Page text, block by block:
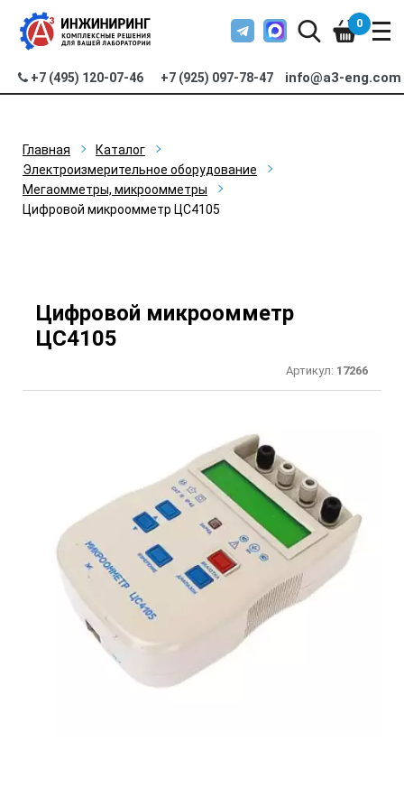
+7 (495) 120-07-46 +7 (925) 097-78-47 info@a3-eng.com
0
Главная
Каталог
Электроизмерительное оборудование
Мегаомметры, микроомметры
Цифровой микроомметр ЦС4105
Цифровой микроомметр
ЦС4105
Артикул: 17266